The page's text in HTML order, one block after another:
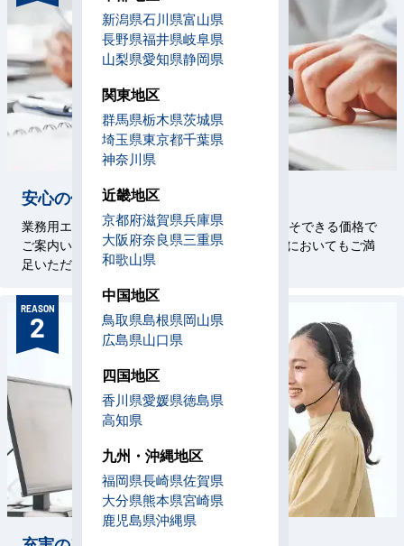
安心の価格設定
業務用エアコン専門店を58年続けているからこそできる価格で
ご案内いたします。施工技術はもちろん、価格においてもご満
足いただけるサービスをお約束いたします。
REASON
2
新潟県石川県富山県
長野県福井県岐阜県
山梨県愛知県静岡県
関東地区
群馬県栃木県茨城県
埼玉県東京都千葉県
神奈川県
近畿地区
京都府滋賀県兵庫県
大阪府奈良県三重県
和歌山県
中国地区
鳥取県島根県岡山県
広島県山口県
四国地区
香川県愛媛県徳島県
高知県
九州・沖縄地区
福岡県長崎県佐賀県
大分県熊本県宮崎県
鹿児島県沖縄県